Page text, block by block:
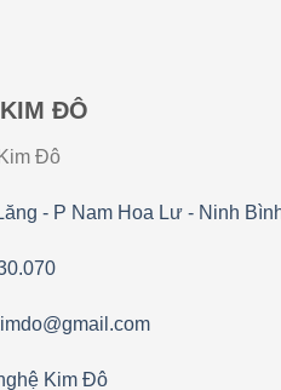
ĐÔ
Đô
- P Nam Hoa Lư - Ninh
Kim Đô